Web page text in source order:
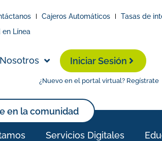
Cajeros Automáticos
Tasas de
Línea
¿Nuevo en el portal virtual? Regístrate
Iniciar Sesión
Servicios Digitales
en la comunidad